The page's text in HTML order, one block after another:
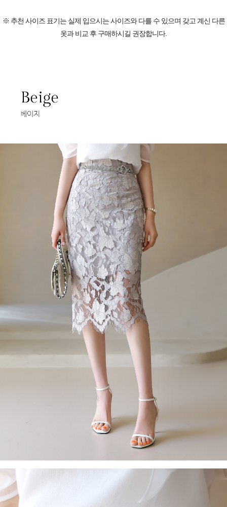
※ 추천 사이즈 표기는 실제 입으시는 사이즈와 다를 수 있으며 갖고 계신 다른
옷과 비교 후 구매하시길 권장합니다.